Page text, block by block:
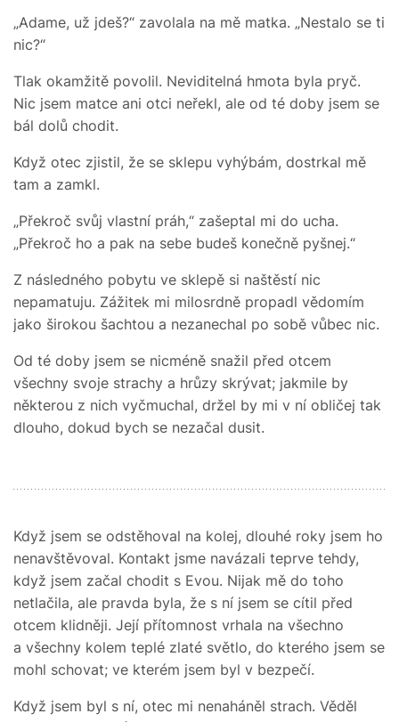
„Adame, už jdeš?“ zavolala na mě matka. „Nestalo se ti
nic?“
Tlak okamžitě povolil. Neviditelná hmota byla pryč.
Nic jsem matce ani otci neřekl, ale od té doby jsem se
bál dolů chodit.
Když otec zjistil, že se sklepu vyhýbám, dostrkal mě
tam a zamkl.
„Překroč svůj vlastní práh,“ zašeptal mi do ucha.
„Překroč ho a pak na sebe budeš konečně pyšnej.“
Z následného pobytu ve sklepě si naštěstí nic
nepamatuju. Zážitek mi milosrdně propadl vědomím
jako širokou šachtou a nezanechal po sobě vůbec nic.
Od té doby jsem se nicméně snažil před otcem
všechny svoje strachy a hrůzy skrývat; jakmile by
některou z nich vyčmuchal, držel by mi v ní obličej tak
dlouho, dokud bych se nezačal dusit.
Když jsem se odstěhoval na kolej, dlouhé roky jsem ho
nenavštěvoval. Kontakt jsme navázali teprve tehdy,
když jsem začal chodit s Evou. Nijak mě do toho
netlačila, ale pravda byla, že s ní jsem se cítil před
otcem klidněji. Její přítomnost vrhala na všechno
a všechny kolem teplé zlaté světlo, do kterého jsem se
mohl schovat; ve kterém jsem byl v bezpečí.
Když jsem byl s ní, otec mi nenaháněl strach. Věděl